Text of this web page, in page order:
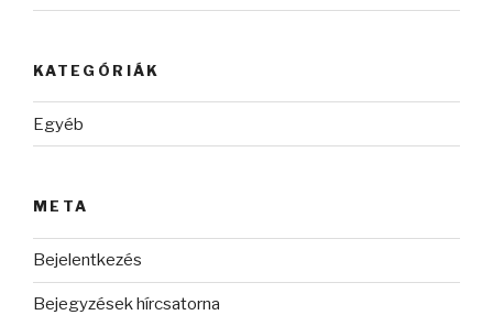
KATEGÓRIÁK
Egyéb
META
Bejelentkezés
Bejegyzések hírcsatorna